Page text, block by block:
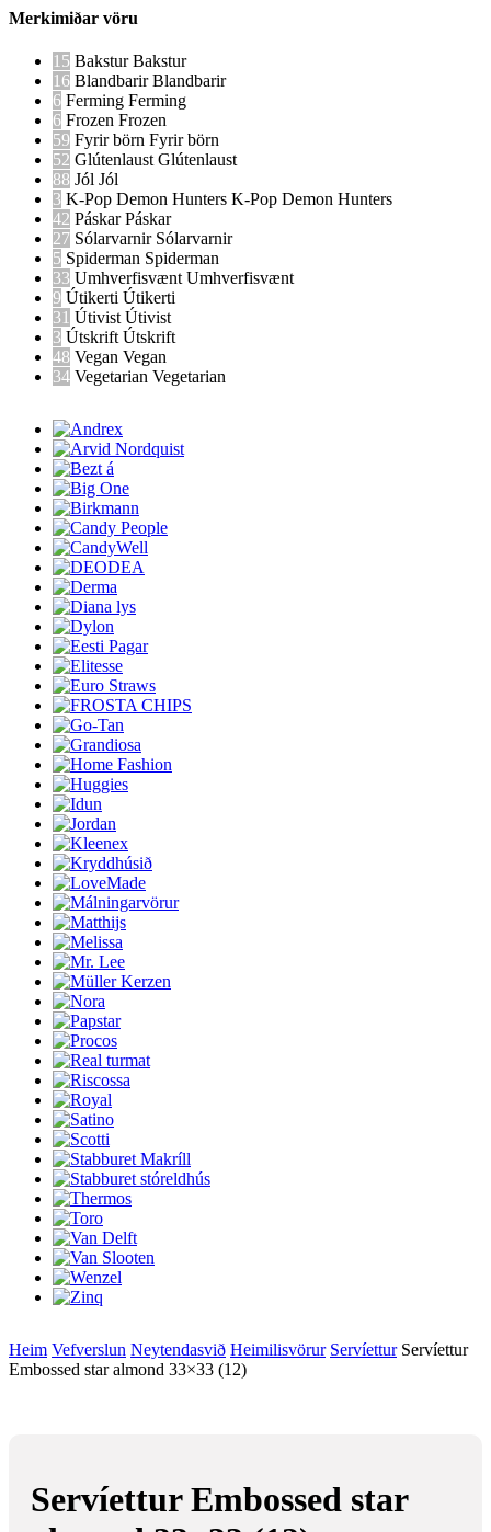
Merkimiðar vöru
15 BaksturBakstur
16 BlandbarirBlandbarir
6 Ferming Ferming
6 Frozen Frozen
59 Fyrir börn Fyrir börn
52 Glútenlaust Glútenlaust
88 Jól Jól
3 K-Pop Demon Hunters K-Pop Demon Hunters
42 PáskarPáskar
27 Sólarvarnir Sólarvarnir
5 Spiderman Spiderman
33 Umhverfisvænt Umhverfisvænt
9 Útikerti Útikerti
31 Útivist Útivist
3 Útskrift Útskrift
48 Vegan Vegan
34 Vegetarian Vegetarian
Heim Vefverslun Neytendasvið Heimilisvörur Servíettur Servíettur
Embossed star almond 33×33 (12)
Servíettur Embossed star